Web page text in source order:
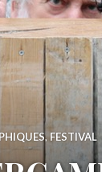
,FESTIVAL